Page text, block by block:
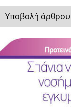
Υποβολή άρθρου